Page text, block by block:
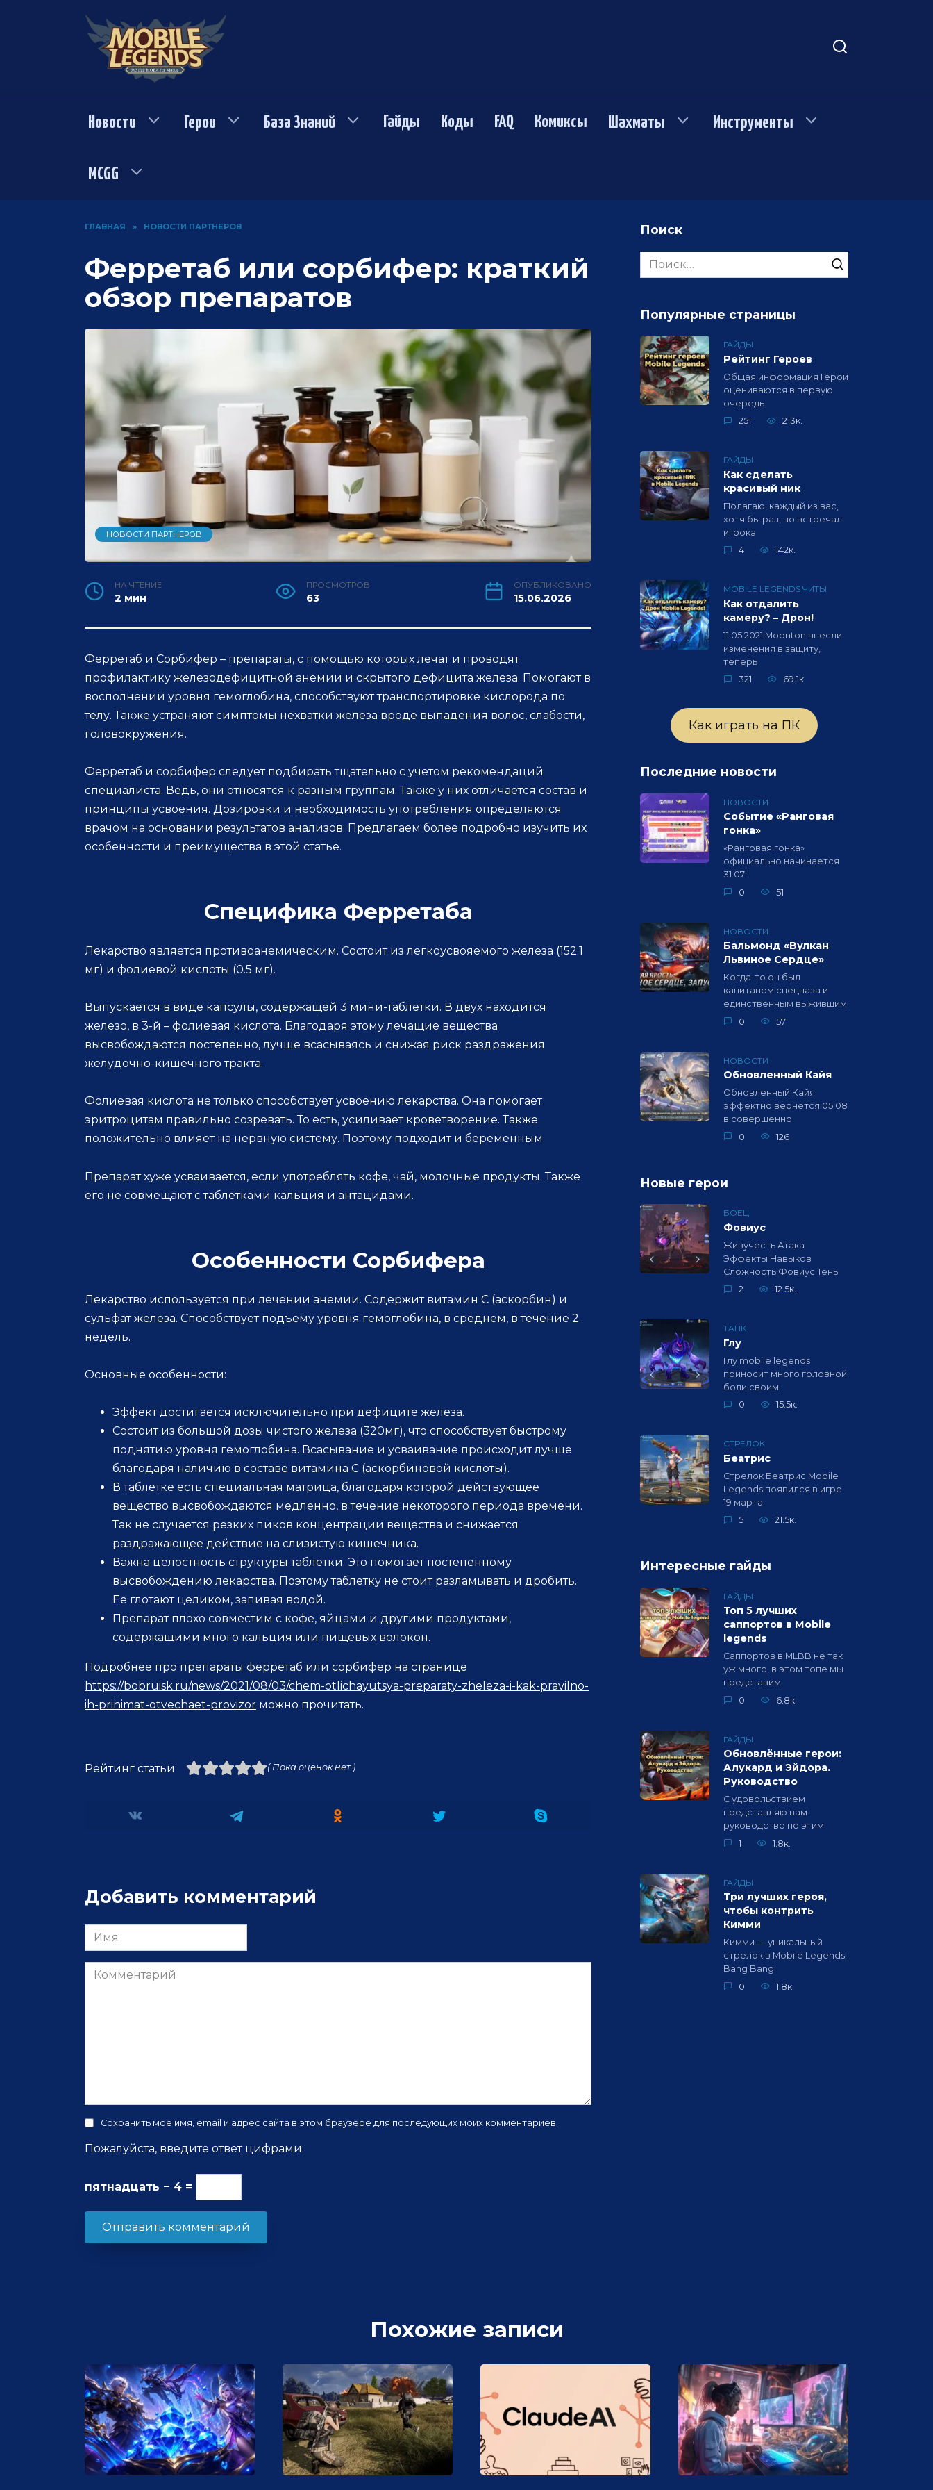
Новости Герои База Знаний Гайды Коды FAQ Комиксы Шахматы Инструменты
MCGG
ГЛАВНАЯ » НОВОСТИ ПАРТНЕРОВ
Ферретаб или сорбифер: краткий
обзор препаратов
НОВОСТИ ПАРТНЕРОВ
НА ЧТЕНИЕ
2 мин
ПРОСМОТРОВ
63
ОПУБЛИКОВАНО
15.06.2026
Ферретаб и Сорбифер – препараты, с помощью которых лечат и проводят
профилактику железодефицитной анемии и скрытого дефицита железа. Помогают в
восполнении уровня гемоглобина, способствуют транспортировке кислорода по
телу. Также устраняют симптомы нехватки железа вроде выпадения волос, слабости,
головокружения.
Ферретаб и сорбифер следует подбирать тщательно с учетом рекомендаций
специалиста. Ведь, они относятся к разным группам. Также у них отличается состав и
принципы усвоения. Дозировки и необходимость употребления определяются
врачом на основании результатов анализов. Предлагаем более подробно изучить их
особенности и преимущества в этой статье.
Специфика Ферретаба
Лекарство является противоанемическим. Состоит из легкоусвояемого железа (152.1
мг) и фолиевой кислоты (0.5 мг).
Выпускается в виде капсулы, содержащей 3 мини-таблетки. В двух находится
железо, в 3-й – фолиевая кислота. Благодаря этому лечащие вещества
высвобождаются постепенно, лучше всасываясь и снижая риск раздражения
желудочно-кишечного тракта.
Фолиевая кислота не только способствует усвоению лекарства. Она помогает
эритроцитам правильно созревать. То есть, усиливает кроветворение. Также
положительно влияет на нервную систему. Поэтому подходит и беременным.
Препарат хуже усваивается, если употреблять кофе, чай, молочные продукты. Также
его не совмещают с таблетками кальция и антацидами.
Особенности Сорбифера
Лекарство используется при лечении анемии. Содержит витамин С (аскорбин) и
сульфат железа. Способствует подъему уровня гемоглобина, в среднем, в течение 2
недель.
Основные особенности:
Эффект достигается исключительно при дефиците железа.
Состоит из большой дозы чистого железа (320мг), что способствует быстрому
поднятию уровня гемоглобина. Всасывание и усваивание происходит лучше
благодаря наличию в составе витамина С (аскорбиновой кислоты).
В таблетке есть специальная матрица, благодаря которой действующее
вещество высвобождаются медленно, в течение некоторого периода времени.
Так не случается резких пиков концентрации вещества и снижается
раздражающее действие на слизистую кишечника.
Важна целостность структуры таблетки. Это помогает постепенному
высвобождению лекарства. Поэтому таблетку не стоит разламывать и дробить.
Ее глотают целиком, запивая водой.
Препарат плохо совместим с кофе, яйцами и другими продуктами,
содержащими много кальция или пищевых волокон.
Подробнее про препараты ферретаб или сорбифер на странице
https://bobruisk.ru/news/2021/08/03/chem-otlichayutsya-preparaty-zheleza-i-kak-pravilno-
ih-prinimat-otvechaet-provizor можно прочитать.
Рейтинг статьи ( Пока оценок нет )
Добавить комментарий
Имя
Комментарий
Сохранить моё имя, email и адрес сайта в этом браузере для последующих моих комментариев.
Пожалуйста, введите ответ цифрами:
пятнадцать − 4 =
Поиск
Search
for:
Популярные страницы
ГАЙДЫ
Рейтинг Героев
Общая информация Герои
оцениваются в первую
очередь
251
213к.
ГАЙДЫ
Как сделать
красивый ник
Полагаю, каждый из вас,
хотя бы раз, но встречал
игрока
4
142к.
MOBILE LEGENDS ЧИТЫ
Как отдалить
камеру? – Дрон!
11.05.2021 Moonton внесли
изменения в защиту,
теперь
321
69.1к.
Как играть на ПК
Последние новости
НОВОСТИ
Событие «Ранговая
гонка»
«Ранговая гонка»
официально начинается
31.07!
0
51
НОВОСТИ
Бальмонд «Вулкан
Львиное Сердце»
Когда-то он был
капитаном спецназа и
единственным выжившим
0
57
НОВОСТИ
Обновленный Кайя
Обновленный Кайя
эффектно вернется 05.08
в совершенно
0
126
Новые герои
БОЕЦ
Фовиус
Живучесть Атака
Эффекты Навыков
Сложность Фовиус Тень
2
12.5к.
ТАНК
Глу
Глу mobile legends
приносит много головной
боли своим
0
15.5к.
СТРЕЛОК
Беатрис
Стрелок Беатрис Mobile
Legends появился в игре
19 марта
5
21.5к.
Интересные гайды
ГАЙДЫ
Топ 5 лучших
саппортов в Mobile
legends
Саппортов в MLBB не так
уж много, в этом топе мы
представим
0
6.8к.
ГАЙДЫ
Обновлённые герои:
Алукард и Эйдора.
Руководство
С удовольствием
представляю вам
руководство по этим
1
1.8к.
ГАЙДЫ
Три лучших героя,
чтобы контрить
Кимми
Кимми — уникальный
стрелок в Mobile Legends:
Bang Bang
0
1.8к.
Похожие записи